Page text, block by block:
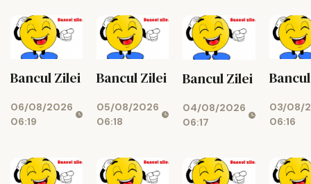
Bancul Zilei
06/08/2026
06:19
Bancul Zilei
05/08/2026
06:18
Bancul Zilei
04/08/2026
06:17
03/08/
06:16